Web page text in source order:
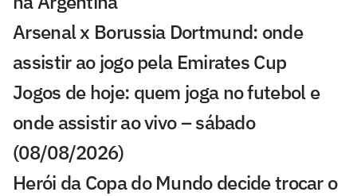
Arsenal x Borussia Dortmund: onde
assistir ao jogo pela Emirates Cup
Jogos de hoje: quem joga no futebol e
onde assistir ao vivo – sábado
(08/08/2026)
Herói da Copa do Mundo decide trocar o